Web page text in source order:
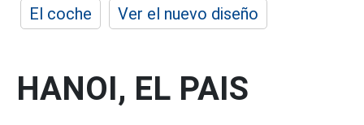
El coche
Ver el nuevo diseño
HANOI, EL PAIS